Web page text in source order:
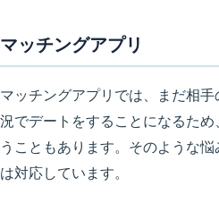
マッチングアプリ
マッチングアプリでは、まだ相
況でデートをすることになるた
うこともあります。そのような
は対応しています。